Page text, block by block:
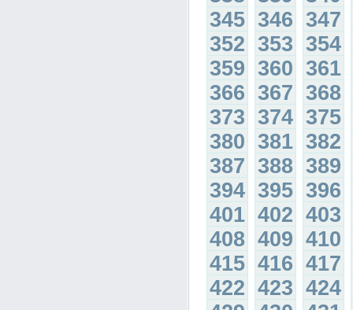
345 346 347
352 353 354
359 360 361
366 367 368
373 374 375
380 381 382
387 388 389
394 395 396
401 402 403
408 409 410
415 416 417
422 423 424